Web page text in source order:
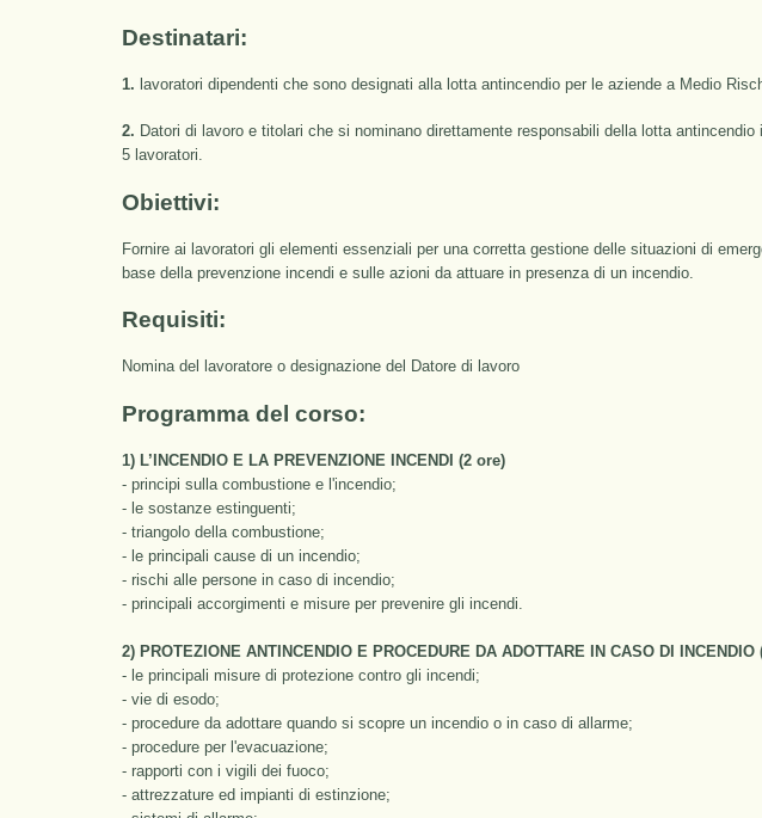
Destinatari:
1. lavoratori dipendenti che sono designati alla lotta antincendio per le aziende a Medio
2. Datori di lavoro e titolari che si nominano direttamente responsabili della lotta antincendio
5 lavoratori.
Obiettivi:
Fornire ai lavoratori gli elementi essenziali per una corretta gestione delle situazioni di
base della prevenzione incendi e sulle azioni da attuare in presenza di un incendio.
Requisiti:
Nomina del lavoratore o designazione del Datore di lavoro
Programma del corso:
1) L’INCENDIO E LA PREVENZIONE INCENDI (2 ore)
- principi sulla combustione e l'incendio;
- le sostanze estinguenti;
- triangolo della combustione;
- le principali cause di un incendio;
- rischi alle persone in caso di incendio;
- principali accorgimenti e misure per prevenire gli incendi.
2) PROTEZIONE ANTINCENDIO E PROCEDURE DA ADOTTARE IN CASO DI INCENDIO
- le principali misure di protezione contro gli incendi;
- vie di esodo;
- procedure da adottare quando si scopre un incendio o in caso di allarme;
- procedure per l'evacuazione;
- rapporti con i vigili dei fuoco;
- attrezzature ed impianti di estinzione;